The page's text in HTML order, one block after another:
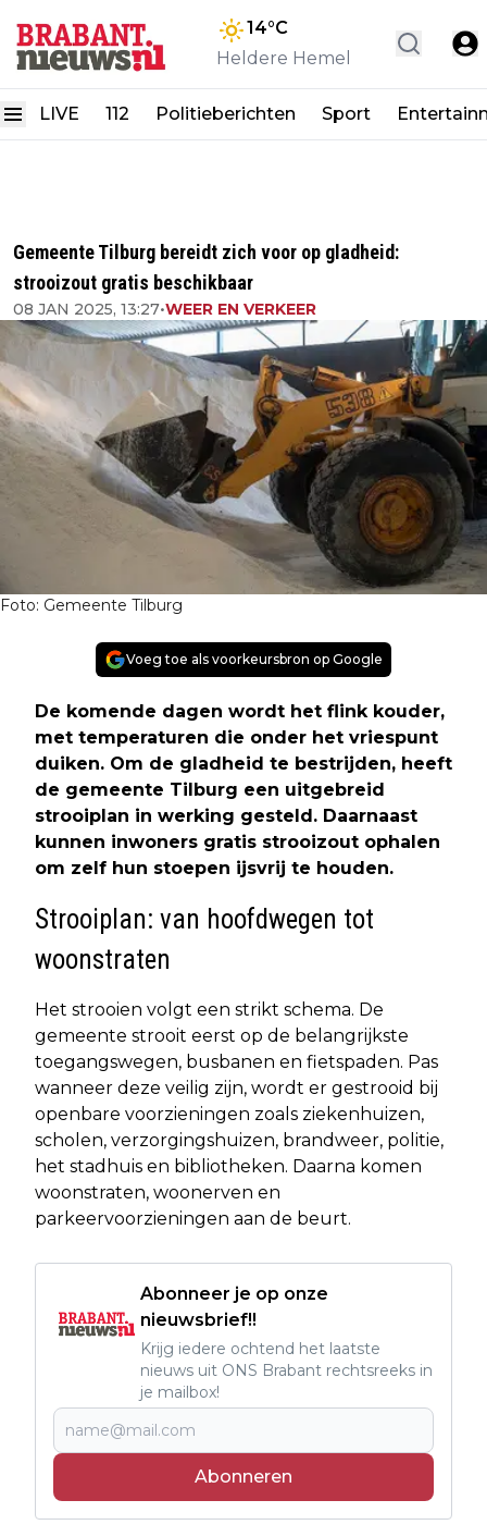
14°C
Heldere Hemel
LIVE 112 Politieberichten Sport
Gemeente Tilburg bereidt zich voor op gladheid:
strooizout gratis beschikbaar
08 JAN 2025, 13:27•WEER EN VERKEER
Foto: Gemeente Tilburg
Voeg toe als voorkeursbron op Google
De komende dagen wordt het flink kouder,
met temperaturen die onder het vriespunt
duiken. Om de gladheid te bestrijden, heeft
de gemeente Tilburg een uitgebreid
strooiplan in werking gesteld. Daarnaast
kunnen inwoners gratis strooizout ophalen
om zelf hun stoepen ijsvrij te houden.
Strooiplan: van hoofdwegen tot
woonstraten
Het strooien volgt een strikt schema. De
gemeente strooit eerst op de belangrijkste
toegangswegen, busbanen en fietspaden. Pas
wanneer deze veilig zijn, wordt er gestrooid bij
openbare voorzieningen zoals ziekenhuizen,
scholen, verzorgingshuizen, brandweer, politie,
het stadhuis en bibliotheken. Daarna komen
woonstraten, woonerven en
parkeervoorzieningen aan de beurt.
Abonneer je op onze
nieuwsbrief!!
Krijg iedere ochtend het laatste
nieuws uit ONS Brabant rechtsreeks in
je mailbox!
Abonneren